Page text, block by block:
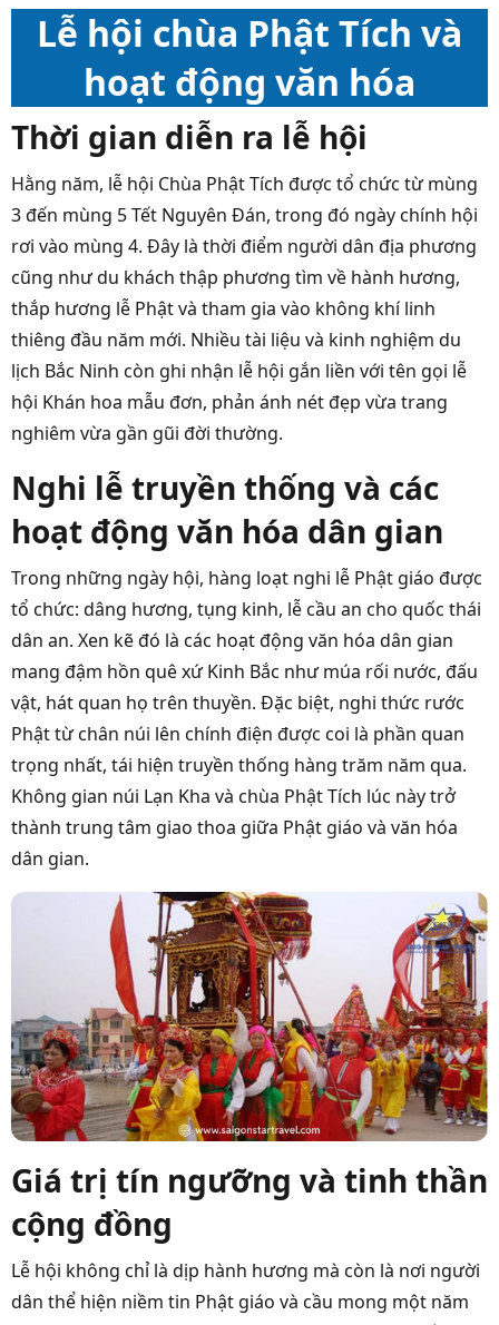
Lễ hội chùa Phật Tích và
hoạt động văn hóa
Thời gian diễn ra lễ hội
Hằng năm, lễ hội Chùa Phật Tích được tổ chức từ mùng
3 đến mùng 5 Tết Nguyên Đán, trong đó ngày chính hội
rơi vào mùng 4. Đây là thời điểm người dân địa phương
cũng như du khách thập phương tìm về hành hương,
thắp hương lễ Phật và tham gia vào không khí linh
thiêng đầu năm mới. Nhiều tài liệu và kinh nghiệm du
lịch Bắc Ninh còn ghi nhận lễ hội gắn liền với tên gọi lễ
hội Khán hoa mẫu đơn, phản ánh nét đẹp vừa trang
nghiêm vừa gần gũi đời thường.
Nghi lễ truyền thống và các
hoạt động văn hóa dân gian
Trong những ngày hội, hàng loạt nghi lễ Phật giáo được
tổ chức: dâng hương, tụng kinh, lễ cầu an cho quốc thái
dân an. Xen kẽ đó là các hoạt động văn hóa dân gian
mang đậm hồn quê xứ Kinh Bắc như múa rối nước, đấu
vật, hát quan họ trên thuyền. Đặc biệt, nghi thức rước
Phật từ chân núi lên chính điện được coi là phần quan
trọng nhất, tái hiện truyền thống hàng trăm năm qua.
Không gian núi Lạn Kha và chùa Phật Tích lúc này trở
thành trung tâm giao thoa giữa Phật giáo và văn hóa
dân gian.
Giá trị tín ngưỡng và tinh thần
cộng đồng
Lễ hội không chỉ là dịp hành hương mà còn là nơi người
dân thể hiện niềm tin Phật giáo và cầu mong một năm